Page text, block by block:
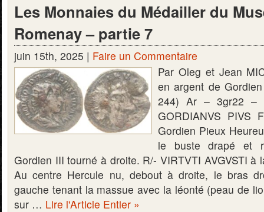
Les Monnaies du Médailler du
Romenay – partie 7
juin 15th, 2025 | Faire un Commentaire
Par Oleg et Jean
en argent de
244) Ar – 3gr22 –
GORDIANVS PIVS
Gordien Pieux
le buste drapé et
Gordien III tourné à droite. R/- VIRTVTI AVGVSTI à
Au centre Hercule nu, debout à droite, le bras
gauche tenant la massue avec la léonté (peau de
sur … Lire l'Article Entier »